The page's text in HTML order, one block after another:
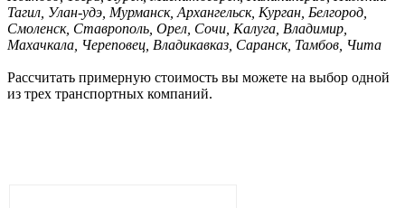
Тагил, Улан-удэ, Мурманск, Архангельск, Курган, Белгород,
Смоленск, Ставрополь, Орел, Сочи, Калуга, Владимир,
Махачкала, Череповец, Владикавказ, Саранск, Тамбов, Чита
Рассчитать примерную стоимость вы можете на выбор одной
из трех транспортных компаний.